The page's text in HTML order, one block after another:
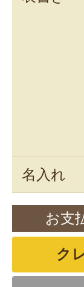
名入れ
お支
ク